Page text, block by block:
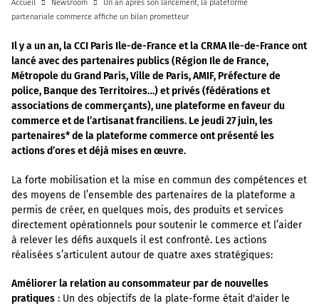
Accueil Newsroom
Un an après son lancement, la plateforme
partenariale commerce affiche un bilan prometteur
Il y a un an, la CCI Paris Ile-de-France et la CRMA Ile-de-France ont
lancé avec des partenaires publics (Région Ile de France,
Métropole du Grand Paris, Ville de Paris, AMIF, Préfecture de
police, Banque des Territoires…) et privés (fédérations et
associations de commerçants), une plateforme en faveur du
commerce et de l’artisanat franciliens. Le jeudi 27 juin, les
partenaires* de la plateforme commerce ont présenté les
actions d’ores et déjà mises en œuvre.
La forte mobilisation et la mise en commun des compétences et
des moyens de l’ensemble des partenaires de la plateforme a
permis de créer, en quelques mois, des produits et services
directement opérationnels pour soutenir le commerce et l’aider
à relever les défis auxquels il est confronté. Les actions
réalisées s’articulent autour de quatre axes stratégiques:
Améliorer la relation au consommateur par de nouvelles
pratiques : Un des objectifs de la plate-forme était d'aider le